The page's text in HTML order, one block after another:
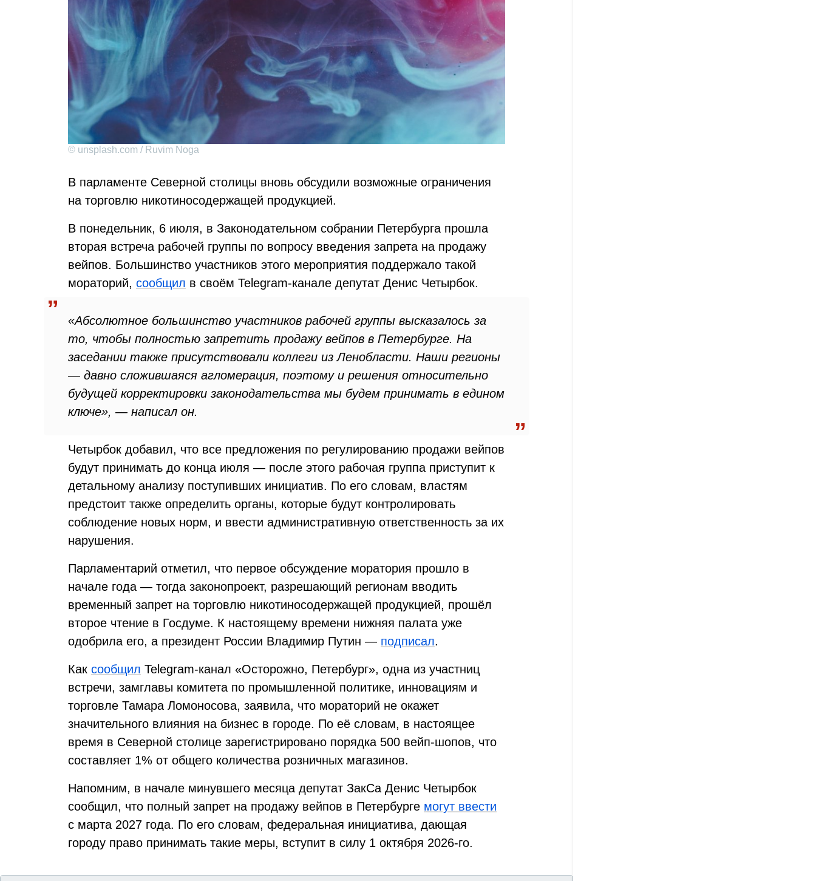
© unsplash.com / Ruvim Noga
В парламенте Северной столицы вновь обсудили возможные ограничения
на торговлю никотиносодержащей продукцией.
В понедельник, 6 июля, в Законодательном собрании Петербурга прошла
вторая встреча рабочей группы по вопросу введения запрета на продажу
вейпов. Большинство участников этого мероприятия поддержало такой
мораторий, сообщил в своём Telegram-канале депутат Денис Четырбок.
«Абсолютное большинство участников рабочей группы высказалось за
то, чтобы полностью запретить продажу вейпов в Петербурге. На
заседании также присутствовали коллеги из Ленобласти. Наши регионы
— давно сложившаяся агломерация, поэтому и решения относительно
будущей корректировки законодательства мы будем принимать в едином
ключе», — написал он.
Четырбок добавил, что все предложения по регулированию продажи вейпов
будут принимать до конца июля — после этого рабочая группа приступит к
детальному анализу поступивших инициатив. По его словам, властям
предстоит также определить органы, которые будут контролировать
соблюдение новых норм, и ввести административную ответственность за их
нарушения.
Парламентарий отметил, что первое обсуждение моратория прошло в
начале года — тогда законопроект, разрешающий регионам вводить
временный запрет на торговлю никотиносодержащей продукцией, прошёл
второе чтение в Госдуме. К настоящему времени нижняя палата уже
одобрила его, а президент России Владимир Путин — подписал.
Как сообщил Telegram-канал «Осторожно, Петербург», одна из участниц
встречи, замглавы комитета по промышленной политике, инновациям и
торговле Тамара Ломоносова, заявила, что мораторий не окажет
значительного влияния на бизнес в городе. По её словам, в настоящее
время в Северной столице зарегистрировано порядка 500 вейп-шопов, что
составляет 1% от общего количества розничных магазинов.
Напомним, в начале минувшего месяца депутат ЗакСа Денис Четырбок
сообщил, что полный запрет на продажу вейпов в Петербурге могут ввести
с марта 2027 года. По его словам, федеральная инициатива, дающая
городу право принимать такие меры, вступит в силу 1 октября 2026-го.